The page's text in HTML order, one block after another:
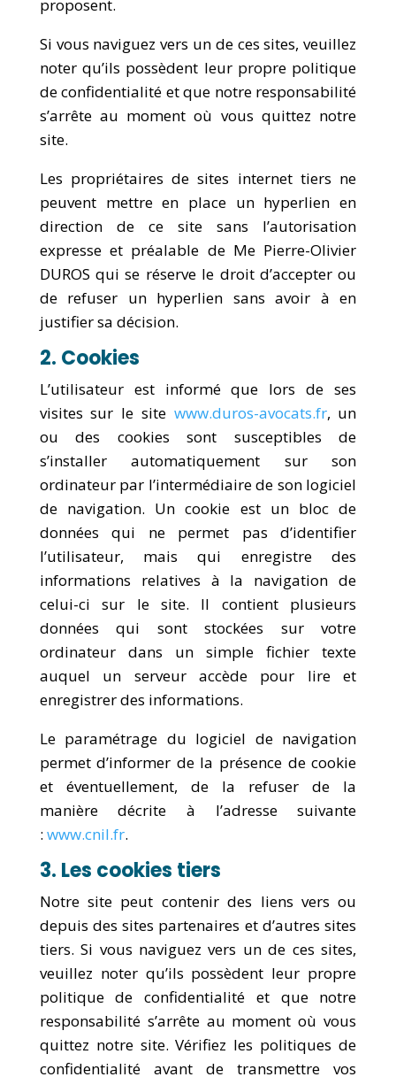
proposent.
Si vous naviguez vers un de ces sites, veuillez
noter qu’ils possèdent leur propre politique
de confidentialité et que notre responsabilité
s’arrête au moment où vous quittez notre
site.
Les propriétaires de sites internet tiers ne
peuvent mettre en place un hyperlien en
direction de ce site sans l’autorisation
expresse et préalable de Me Pierre-Olivier
DUROS qui se réserve le droit d’accepter ou
de refuser un hyperlien sans avoir à en
justifier sa décision.
2. Cookies
L’utilisateur est informé que lors de ses
visites sur le site www.duros-avocats.fr, un
ou des cookies sont susceptibles de
s’installer automatiquement sur son
ordinateur par l’intermédiaire de son logiciel
de navigation. Un cookie est un bloc de
données qui ne permet pas d’identifier
l’utilisateur, mais qui enregistre des
informations relatives à la navigation de
celui-ci sur le site. Il contient plusieurs
données qui sont stockées sur votre
ordinateur dans un simple fichier texte
auquel un serveur accède pour lire et
enregistrer des informations.
Le paramétrage du logiciel de navigation
permet d’informer de la présence de cookie
et éventuellement, de la refuser de la
manière décrite à l’adresse suivante
: www.cnil.fr.
3. Les cookies tiers
Notre site peut contenir des liens vers ou
depuis des sites partenaires et d’autres sites
tiers. Si vous naviguez vers un de ces sites,
veuillez noter qu’ils possèdent leur propre
politique de confidentialité et que notre
responsabilité s’arrête au moment où vous
quittez notre site. Vérifiez les politiques de
confidentialité avant de transmettre vos